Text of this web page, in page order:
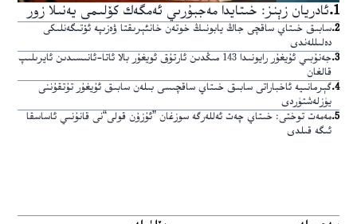
1
.ئادريان زېنز: خىتايدا مەجبۇرىي ئەمگەك كۆلىمى يەنىلا زور
2
.سابىق خىتاي ساقچى جاڭ يابونىڭ خوتەن خانئېرىقتا ۋەزىپە ئۆتىگەنلىكى
دەلىللەندى
3
.
جەنۇبىي ئۇيغۇر رايونىدا 143 مىڭدىن ئارتۇق ئويغۇر بالا ئاتا-ئانىسىدىن ئايرىلىپ
قالغان
4
.گېرمانىيە ئاخباراتى سابىق خىتاي ساقچىسى بىلەن سابىق ئۇيغۇر تۇتقۇننى
يۈزلەشتۈردى
5
.مەمەت توختى: خىتاي چەت ئەللەرگە سوزغان ”ئۇزۇن قولى“نى قانۇنىي ئاساسقا
ئىگە قىلدى